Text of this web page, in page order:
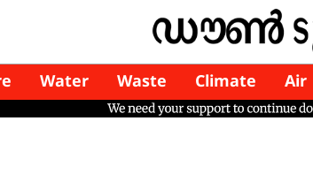
Water Waste Climate Air